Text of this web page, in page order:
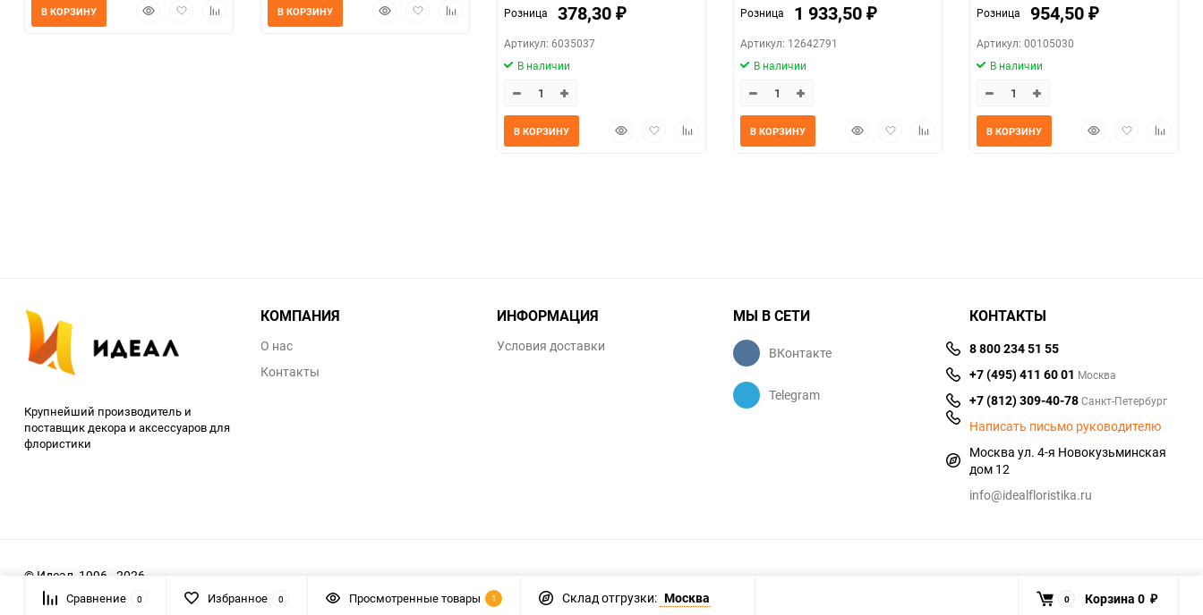
БыстрыйДобавитьДобавить
В КОРЗИНУ
БыстрыйДобавитьДобавить
В КОРЗИНУ Розница 378,30 ₽
Артикул: 6035037
В наличии
БыстрыйДобавитьДобавить
В КОРЗИНУ
Розница 1 933,50 ₽
Артикул: 12642791
В наличии
БыстрыйДобавитьДобавить
В КОРЗИНУ
Розница 954,50 ₽
Артикул: 00105030
В наличии
БыстрыйДобавить
В КОРЗИНУ
Крупнейший производитель и
поставщик декора и аксессуаров для
флористики
КОМПАНИЯ
О нас
Контакты
ИНФОРМАЦИЯ
Условия доставки
МЫ В СЕТИ
ВКонтакте
Telegram
КОНТАКТЫ
8 800 234 51 55
+7 (495) 411 60 01 Москва
+7 (812) 309-40-78Санкт-Петербург
Написать письмо руководителю
Москва ул. 4-я Новокузьминская
дом 12
info@idealfloristika.ru
© Идеал, 1996 - 2026
Сравнение 0 Избранное 0 Просмотренные товары 1 Склад отгрузки: Москва 0 Корзина 0 ₽